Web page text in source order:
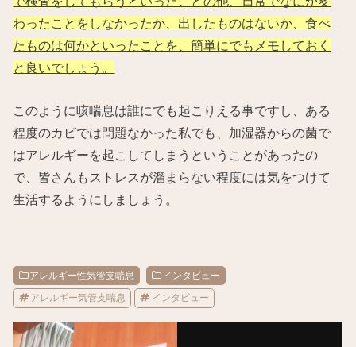
わったことをしなかったか、出したものはないか、食べ
たものは何かといったことを、簡単にでもメモしておく
と良いでしょう。
このように咳喘息は誰にでも起こりえる事ですし、ある
程度のカビでは問題なかった私でも、加湿器からの菌で
はアレルギーを起こしてしまうということがあったの
で、皆さんもストレスが溜まらない程度には気をつけて
生活するようにしましょう。
アレルギー性気管支喘息 インタビュー
アレルギー気管支喘息 インタビュー